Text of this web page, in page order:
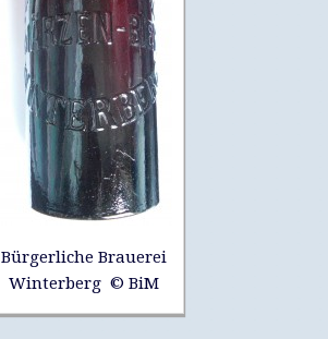
Bürgerliche Brauerei
Winterberg © BiM